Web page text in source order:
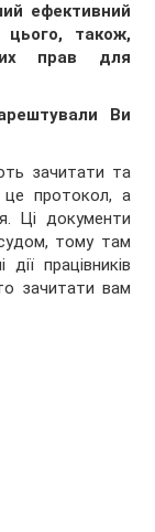
ефективний
також,
прав для
Ви
зачитати та
це протокол, а
Ці документи
тому там
працівників
зачитати вам